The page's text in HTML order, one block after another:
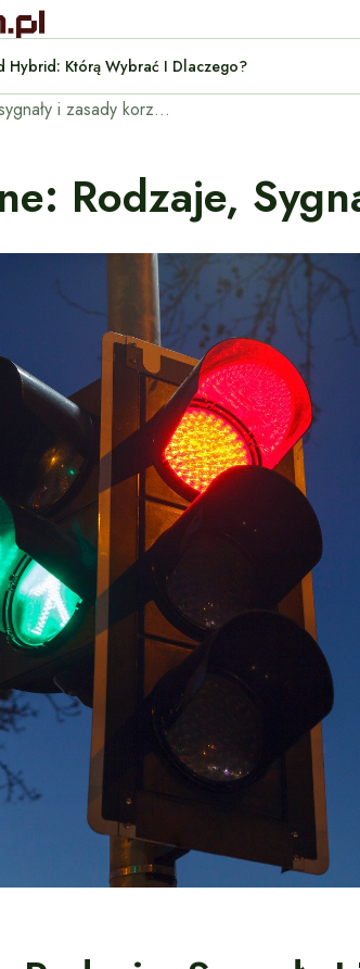
Hybrid: Którą Wybrać I Dlaczego?
Sygnalizatory świetlne: Rodzaje, sygnały i zasady korzystania.
Rodzaje,